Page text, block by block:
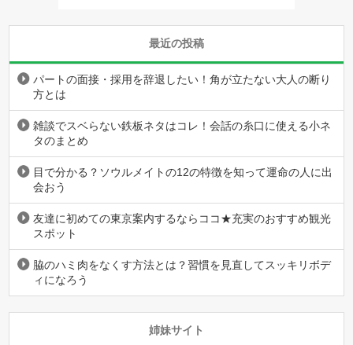
最近の投稿
パートの面接・採用を辞退したい！角が立たない大人の断り
方とは
雑談でスベらない鉄板ネタはコレ！会話の糸口に使える小ネ
タのまとめ
目で分かる？ソウルメイトの12の特徴を知って運命の人に出
会おう
友達に初めての東京案内するならココ★充実のおすすめ観光
スポット
脇のハミ肉をなくす方法とは？習慣を見直してスッキリボデ
ィになろう
姉妹サイト